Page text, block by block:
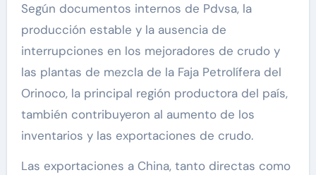
Según documentos internos de Pdvsa, la
producción estable y la ausencia de
interrupciones en los mejoradores de crudo y
las plantas de mezcla de la Faja Petrolífera del
Orinoco, la principal región productora del país,
también contribuyeron al aumento de los
inventarios y las exportaciones de crudo.
Las exportaciones a China, tanto directas como